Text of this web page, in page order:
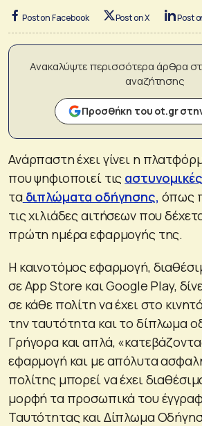
Post on Facebook Post on X Post
Ανακαλύψτε περισσότερα άρθρα
αναζήτησης
Προσθήκη του ot.gr
Ανάρπαστη έχει γίνει η
που ψηφιοποιεί τις
ταδιπλώματα οδήγησης, όπως
τις χιλιάδες αιτήσεων που
πρώτη ημέρα εφαρμογής της.
Η καινοτόμος εφαρμογή,
σε App Store και Google Play,
σε κάθε πολίτη να έχει στο
την ταυτότητα και το δίπλωμα
Γρήγορα και απλά,
εφαρμογή και με απόλυτα
πολίτης μπορεί να έχει
μορφή τα προσωπικά του
Ταυτότητας και Δίπλωμα